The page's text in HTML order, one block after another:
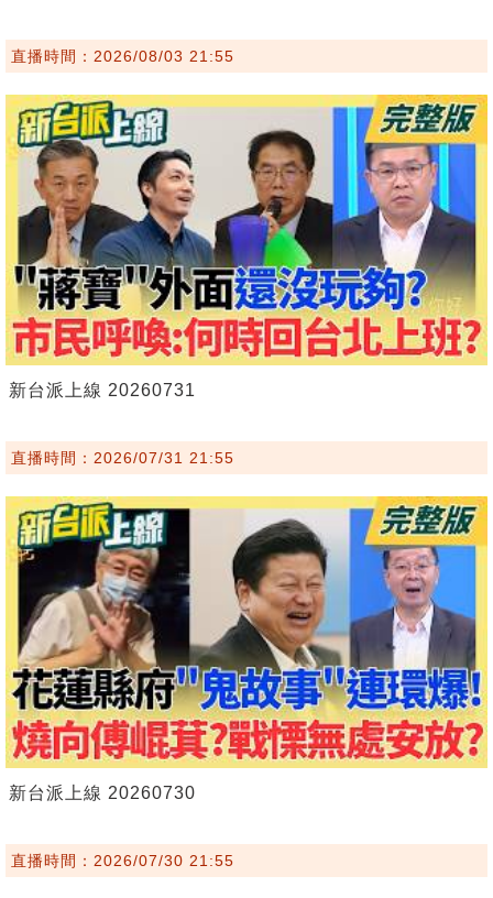
直播時間：2026/08/03 21:55
新台派上線 20260731
直播時間：2026/07/31 21:55
新台派上線 20260730
直播時間：2026/07/30 21:55